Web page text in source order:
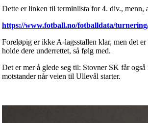
Dette er linken til terminlista for 4. div., menn,
https://www.fotball.no/fotballdata/
Foreløpig er ikke A-lagsstallen klar, men det
holde dere underrettet, så følg med.
Det er mer å glede seg til: Stovner SK får
motstander når veien til Ullevål starter.